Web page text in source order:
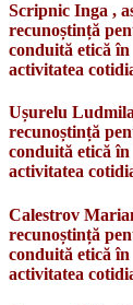
Scripnic Inga ,
recunoștință
conduită etică în
activitatea
Ușurelu
recunoștință
conduită etică în
activitatea
Calestrov
recunoștință
conduită etică în
activitatea